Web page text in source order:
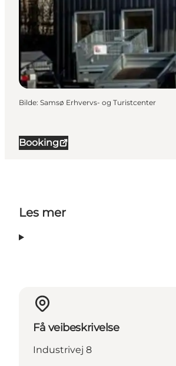
Booking
Bilde: Samsø Erhvervs- og Turistcenter
Les mer
Få veibeskrivelse
Industrivej 8